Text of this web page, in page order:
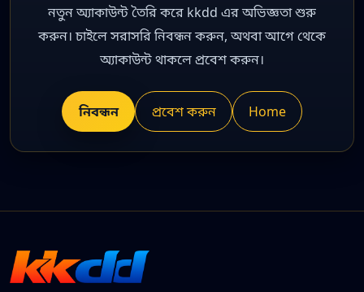
নতুন অ্যাকাউন্ট তৈরি করে kkdd এর অভিজ্ঞতা শুরু
করুন। চাইলে সরাসরি নিবন্ধন করুন, অথবা আগে থেকে
অ্যাকাউন্ট থাকলে প্রবেশ করুন।
নিবন্ধন প্রবেশ করুন Home